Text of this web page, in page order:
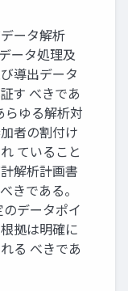
ータ解析
ータ処理及
導出データ
す べきであ
らゆる解析対
者の割付け
ていること
解析計画書
きである。
データポイ
拠は明確に
る べきであ